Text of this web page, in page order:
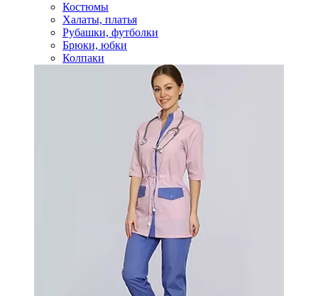
Костюмы
Халаты, платья
Рубашки, футболки
Брюки, юбки
Колпаки